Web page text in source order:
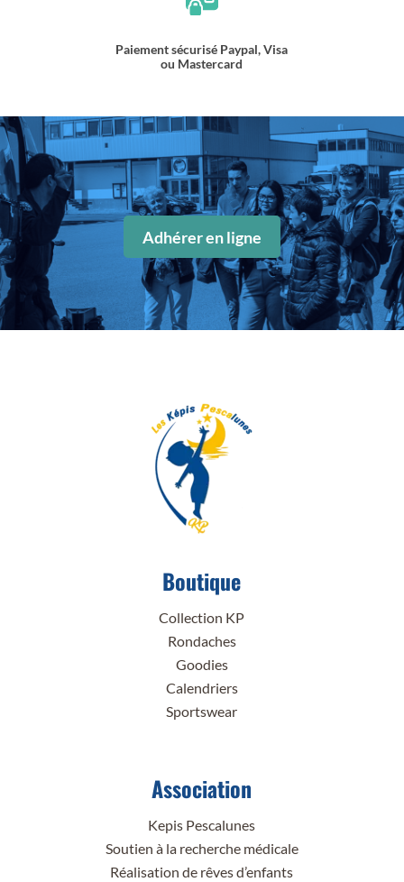
Paiement sécurisé Paypal, Visa
ou Mastercard
Adhérer en ligne
Boutique
Collection KP
Rondaches
Goodies
Calendriers
Sportswear
Association
Kepis Pescalunes
Soutien à la recherche médicale
Réalisation de rêves d’enfants